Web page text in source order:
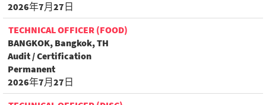
2026年7月27日
TECHNICAL OFFICER (FOOD)
BANGKOK, Bangkok, TH
Audit / Certification
Permanent
2026年7月27日